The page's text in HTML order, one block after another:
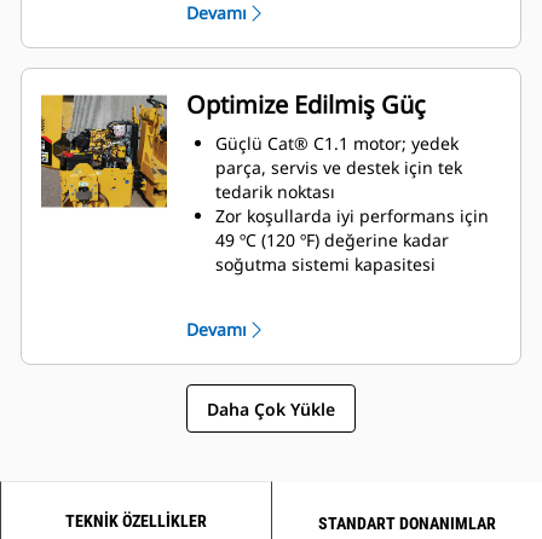
olağanüstü sonuçlar sunar
Gün boyunca daha az dolum
gerektiren 145 L (38 gal) kapasiteli
sektörde lider su deposu
Kanal açma işleri ve alternatif
nakliye seçenekleri için Tek
Noktadan Kaldırma
Devamı
Optimize Edilmiş Güç
Güçlü Cat® C1.1 motor; yedek
parça, servis ve destek için tek
tedarik noktası
Zor koşullarda iyi performans için
49 ºC (120 ºF) değerine kadar
soğutma sistemi kapasitesi
hızla dolaşabilmenizi sağlayan
üstün hareket özelliği
Devamı
Daha Çok Yükle
TEKNIK ÖZELLIKLER STANDART DONANIMLAR